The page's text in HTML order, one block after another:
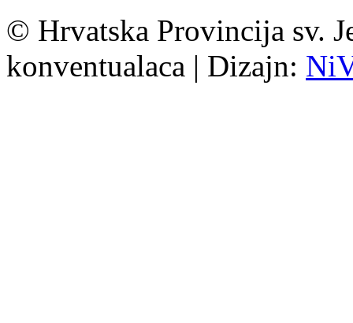
© Hrvatska Provincija sv.
konventualaca | Dizajn: